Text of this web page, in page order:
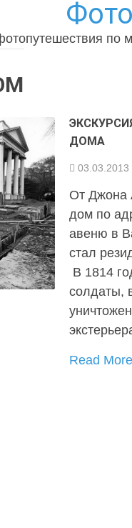
по
ДОМА
03.03.2013
От Джона
дом по
авеню в
стал
В 1814
солдаты,
Read